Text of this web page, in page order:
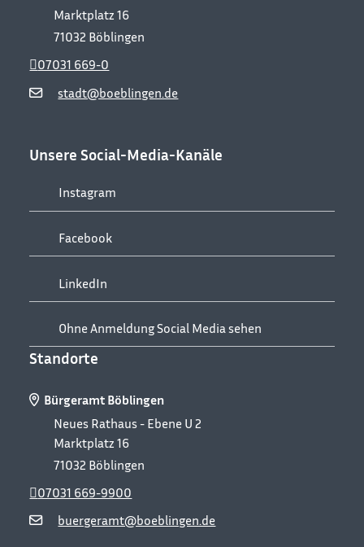
Marktplatz 16
71032 Böblingen
stadt@boeblingen.de
07031 669-0
Unsere Social-Media-Kanäle
Instagram
Facebook
LinkedIn
Ohne Anmeldung Social Media sehen
Standorte
Bürgeramt Böblingen
Neues Rathaus - Ebene U 2
Marktplatz 16
71032 Böblingen
buergeramt@boeblingen.de
07031 669-9900